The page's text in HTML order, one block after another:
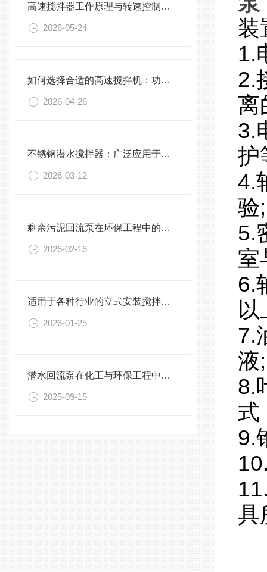
高速搅拌器工作原理与转速控制技术分析
2026-05-24
如何选择合适的高速搅拌机：功率、转速、搅拌桨叶与物料适配性分析
2026-04-26
不锈钢潜水搅拌器：广泛应用于污水处理与化学工程
2026-03-12
剩余污泥回流泵在环保工程中的应用前景
2026-02-16
适用于各种行业的立式安装搅拌机选型指南
2026-01-25
潜水回流泵在化工与环保工程中的关键作用
2025-09-15
装
1.
2.
离
3.
护
4.
验;
5.
室
6.
以
7.
液;
8.
式
9.
具